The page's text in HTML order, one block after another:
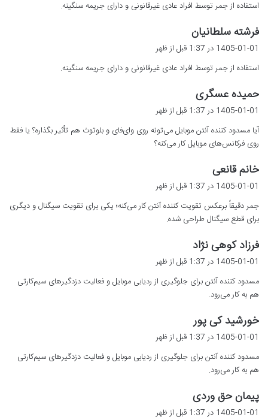
:
استفاده از جمر توسط افراد عادی غیرقانونی و دارای جریمه سنگینه.
فرشته سلطانیان
ف
:
1405-01-01 در 1:37 قبل از ظهر
استفاده از جمر توسط افراد عادی غیرقانونی و دارای جریمه سنگینه.
حمیده عسگری
1405-01-01 در 1:37 قبل از ظهر
آیا مسدود کننده آنتن موبایل می‌تونه روی وای‌فای و بلوتوث هم تأثیر بگذاره؟ یا فقط
روی فرکانس‌های موبایل کار می‌کنه؟
خانم قانعی
ت
:
1405-01-01 در 1:37 قبل از ظهر
جمر دقیقاً برعکس تقویت کننده آنتن کار می‌کنه؛ یکی برای تقویت سیگنال و دیگری
برای قطع سیگنال طراحی شده.
فرزاد کوهی نژاد
ف
:
1405-01-01 در 1:37 قبل از ظهر
مسدود کننده آنتن برای جلوگیری از ردیابی موبایل و فعالیت دزدگیرهای سیم‌کارتی
هم به کار می‌رود.
خورشید کی پور
ف
:
1405-01-01 در 1:37 قبل از ظهر
مسدود کننده آنتن برای جلوگیری از ردیابی موبایل و فعالیت دزدگیرهای سیم‌کارتی
هم به کار می‌رود.
پیمان حق وردی
ف
1405-01-01 در 1:37 قبل از ظهر